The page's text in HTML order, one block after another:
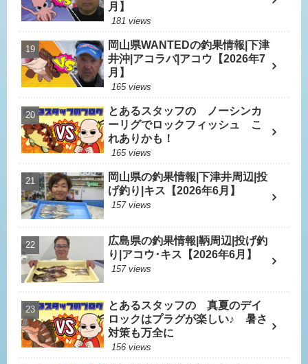
月】
181 views
岡山県WANTEDの釣果情報|下津
井沖|アコラバ|アコウ【2026年7
月】
165 views
とあるスタッフの ノーシンカ
ーリグでロックフィッシュ こ
れありかも！
165 views
岡山県の釣果情報|下津井周辺|投
げ釣り|キス【2026年6月】
157 views
広島県の釣果情報|鞆周辺|投げ釣
り|アコウ･キス【2026年6月】
157 views
とあるスタッフの 真夏のデイ
ロックはプラグが楽しい♪ 暑さ
対策も万全に
156 views